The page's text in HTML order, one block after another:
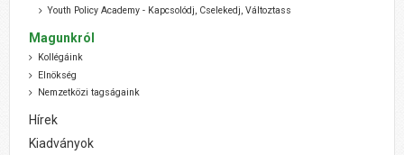
Youth Policy Academy - Kapcsolódj, Cselekedj, Változtass
Magunkról
Kollégáink
Elnökség
Nemzetközi tagságaink
Hírek
Kiadványok